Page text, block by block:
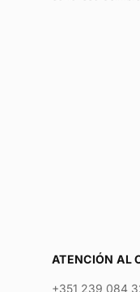
ATENCIÓN AL
+351 239 084